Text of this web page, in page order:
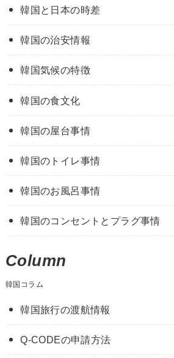
韓国と日本の時差
韓国の治安情報
韓国気候の特徴
韓国の食文化
韓国の屋台事情
韓国のトイレ事情
韓国のお風呂事情
韓国のコンセントとプラグ事情
Column
韓国コラム
韓国旅行の渡航情報
Q-CODEの申請方法